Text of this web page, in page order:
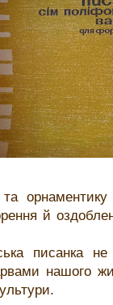
й
писанка не
нашого